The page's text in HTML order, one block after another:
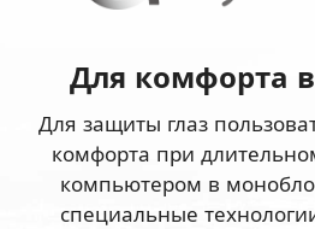
Для комфорта
Для защиты глаз
комфорта при
компьютером в
специальные